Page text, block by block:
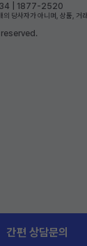
| 1877-2520
당사자가 아니며, 상품, 거
간편 상담문의